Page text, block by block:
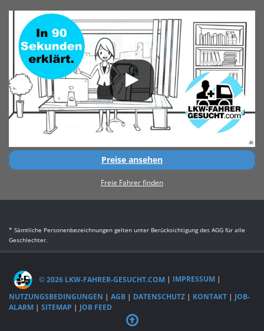
Preise ansehen
Freie Fahrer finden
* Sämtliche Personenbezeichnungen gelten unter Berücksichtigung des AGG für alle
Geschlechter.
© 2026 LKW-FAHRER-GESUCHT.COM | IMPRESSUM |
NUTZUNGSBEDINGUNGEN | AGB | DATENSCHUTZ | KONTAKT | JOB-
ALARM | SITEMAP | JOB FEED